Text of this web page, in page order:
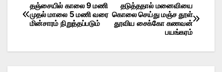
Post
navigation
தடுத்ததால் மனைவியை
கொலை செய்து மஞ்ச தூள்
தூவிய சைக்கோ கணவன்
பயங்கரம்
தஞ்சையில் காலை 9 மணி
முதல் மாலை 5 மணி வரை
மின்சாரம் நிறுத்தப்படும்